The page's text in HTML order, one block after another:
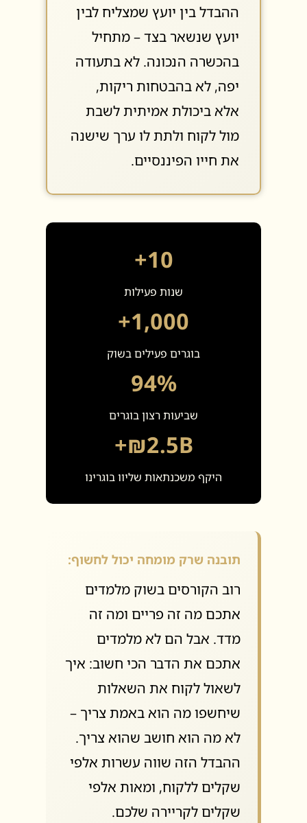
ההבדל בין יועץ שמצליח לבין
יועץ שנשאר בצד – מתחיל
בהכשרה הנכונה. לא בתעודה
יפה, לא בהבטחות ריקות,
אלא ביכולת אמיתית לשבת
מול לקוח ולתת לו ערך שישנה
את חייו הפיננסיים.
10+
שנות פעילות
1,000+
בוגרים פעילים בשוק
94%
שביעות רצון בוגרים
₪2.5B+
היקף משכנתאות שליוו בוגרינו
תובנה שרק מומחה יכול לחשוף:
רוב הקורסים בשוק מלמדים
אתכם מה זה פריים ומה זה
מדד. אבל הם לא מלמדים
אתכם את הדבר הכי חשוב: איך
לשאול לקוח את השאלות
שיחשפו מה הוא באמת צריך –
לא מה הוא חושב שהוא צריך.
ההבדל הזה שווה עשרות אלפי
שקלים ללקוח, ומאות אלפי
שקלים לקריירה שלכם.